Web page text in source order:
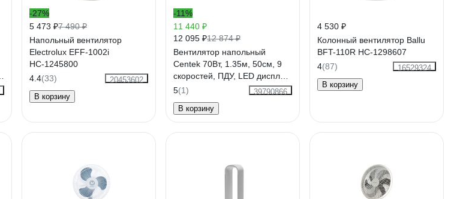
-27%
5 473 ₽7 490 ₽
Напольный вентилятор
Electrolux EFF-1002i
НС-1245800
4.4(33)
20453602
В корзину
-11%
11 440 ₽
12 095 ₽12 874 ₽
Вентилятор напольный
Centek 70Вт, 1.35м, 50см, 9
скоростей, ПДУ, LED дисплей,
беспроводной/увлажнение,
5(1)
39790866
В корзину
4 530 ₽
Колонный вентилятор Ballu
BFT-110R НС-1298607
4(87)
16529324
В корзину